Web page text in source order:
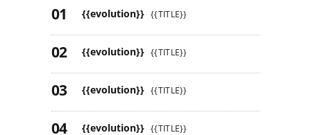
{{evolution}} {{TITLE}}
{{evolution}} {{TITLE}}
{{evolution}} {{TITLE}}
{{evolution}} {{TITLE}}